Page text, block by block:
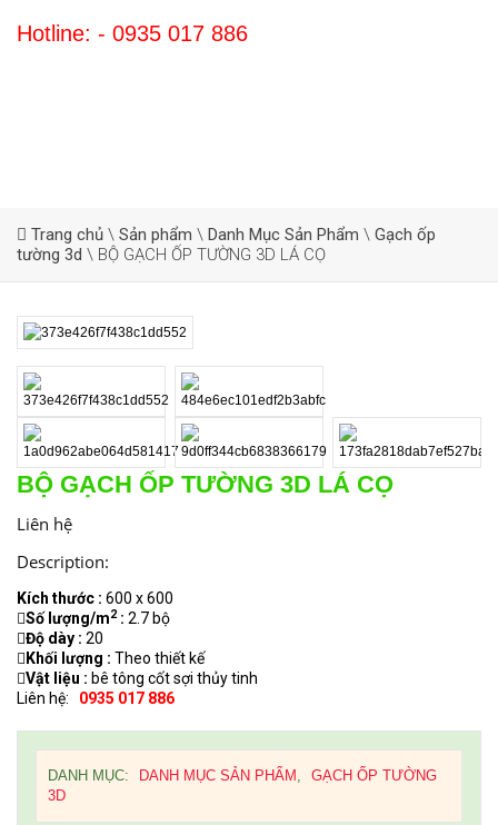
Hotline: - 0935 017 886
Trang chủ \ Sản phẩm \ Danh Mục Sản Phẩm \ Gạch ốp
tường 3d \ BỘ GẠCH ỐP TƯỜNG 3D LÁ CỌ
BỘ GẠCH ỐP TƯỜNG 3D LÁ CỌ
Liên hệ
Description:
Kích thước : 600 x 600
Số lượng/m2: 2.7 bộ
Độ dày : 20
Khối lượng : Theo thiết kế
Vật liệu : bê tông cốt sợi thủy tinh
Liên hệ:
0935 017 886
DANH MỤC: DANH MỤC SẢN PHẨM ,
GẠCH ỐP TƯỜNG
3D